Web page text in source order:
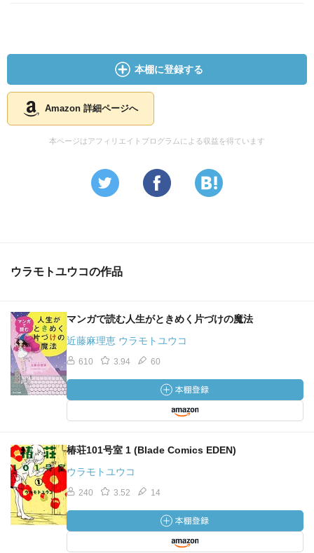
本棚に登録する
Amazon 詳細ページへ
本ページはアフィリエイトプログラムによる収益を得ています
ウラモトユウコの作品
マンガで読む人生がときめく片づけの魔法
近藤麻理恵 ウラモトユウコ
610 3.94 60
椿荘101号室 1 (Blade Comics EDEN)
ウラモトユウコ
240 3.52 14